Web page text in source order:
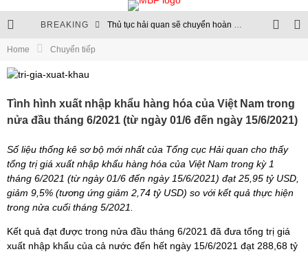
BREAKING Thủ tục hải quan sẽ chuyển hoàn toàn lên môi trường điện tử
Chuỗi cung ứng logistics: Khả năng chống chịu trở thành chuẩn mực mới
Home Chuyển tiếp
Tình hình xuất nhập khẩu hàng hóa của Việt Nam trong
nửa đầu tháng 6/2021 (từ ngày 01/6 đến ngày 15/6/2021)
Số liệu thống kê sơ bộ mới nhất của Tổng cục Hải quan cho thấy
tổng trị giá xuất nhập khẩu hàng hóa của Việt Nam trong kỳ 1
tháng 6/2021 (từ ngày 01/6 đến ngày 15/6/2021) đạt 25,95 tỷ USD,
giảm 9,5% (tương ứng giảm 2,74 tỷ USD) so với kết quả thực hiện
trong nửa cuối tháng 5/2021.
Kết quả đạt được trong nửa đầu tháng 6/2021 đã đưa tổng trị giá
xuất nhập khẩu của cả nước đến hết ngày 15/6/2021 đạt 288,68 tỷ